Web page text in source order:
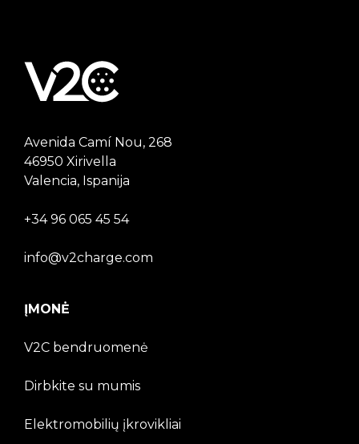
Avenida Camí Nou, 268
46950 Xirivella
Valencia, Ispanija
+34 96 065 45 54
info@v2charge.com
ĮMONĖ
V2C bendruomenė
Dirbkite su mumis
Elektromobilių įkrovikliai